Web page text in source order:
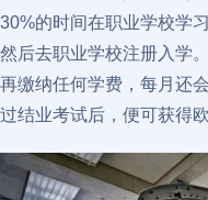
30%的时间在职业学校学
然后去职业学校注册入学
再缴纳任何学费，每月还
过结业考试后，便可获得